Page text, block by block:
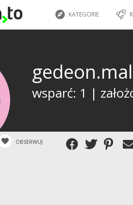
KATEGORIE
wsparć: 1 |
OBSERWUJ